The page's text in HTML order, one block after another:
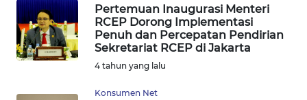
Pertemuan Inaugurasi Menteri
RCEP Dorong Implementasi
Penuh dan Percepatan Pendirian
Sekretariat RCEP di Jakarta
4 tahun yang lalu
Konsumen Net
BANTEN
WN
NTT
WN